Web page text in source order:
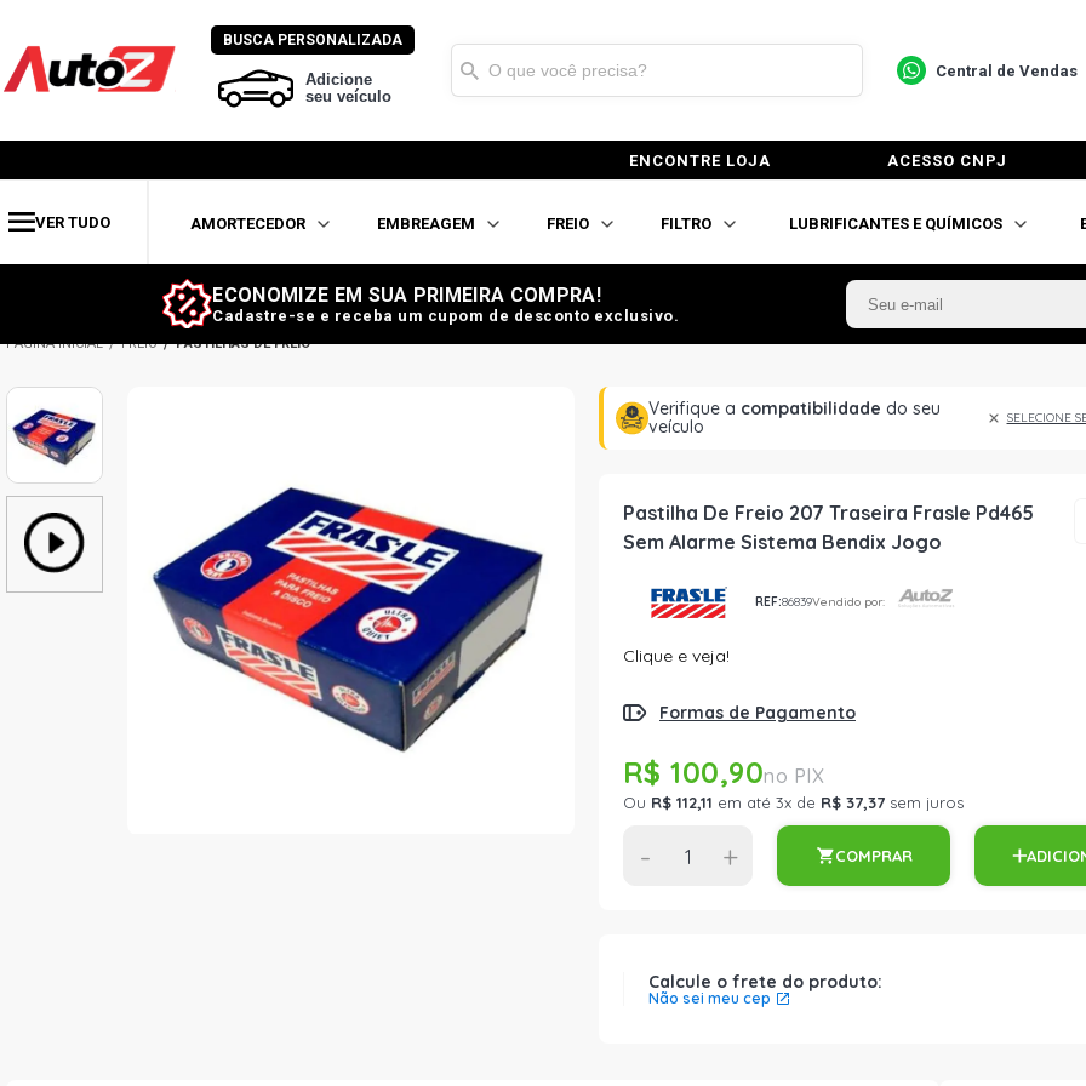
BUSCA PERSONALIZADA
Adicione
seu veículo
Central de Vendas
ENCONTRE LOJA ACESSO CNPJ
VER TUDO AMORTECEDOR EMBREAGEM FREIO FILTRO LUBRIFICANTES E QUÍMICOS
ECONOMIZE EM SUA PRIMEIRA COMPRA!
Cadastre-se e receba um cupom de desconto exclusivo.
FREIO PASTILHAS DE FREIO
Verifique a compatibilidade do seu
veículo
SELECIONE
Pastilha De Freio 207 Traseira Frasle Pd465
Sem Alarme Sistema Bendix Jogo
REF:86839Vendido por:
Clique e veja!
Formas de Pagamento
R$ 100,90
Ou R$ 112,11 em até 3x de R$ 37,37 sem juros
- + COMPRAR
Calcule o frete do produto:
Não sei meu cep